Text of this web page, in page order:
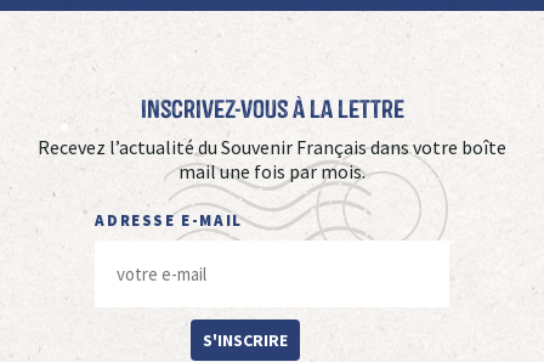
Inscrivez-vous à La Lettre
Recevez l’actualité du Souvenir Français dans votre boîte
mail une fois par mois.
ADRESSE E-MAIL
S'INSCRIRE